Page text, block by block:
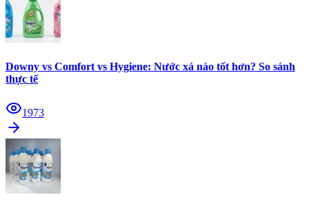
Downy vs Comfort vs Hygiene: Nước xả nào tốt hơn? So sánh
thực tế
1973